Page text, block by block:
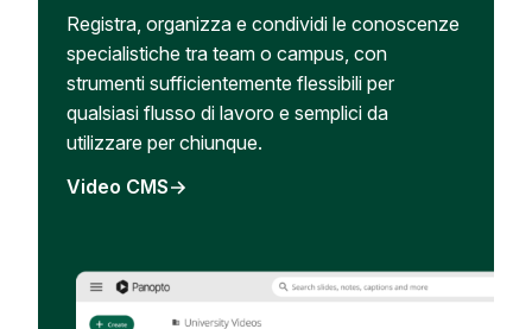
Registra, organizza e condividi le conoscenze
specialistiche tra team o campus, con
strumenti sufficientemente flessibili per
qualsiasi flusso di lavoro e semplici da
utilizzare per chiunque.
Video CMS